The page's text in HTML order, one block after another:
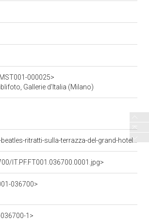
000025>
Gallerie d'Italia (Milano)
IT.PF.FT001.036700.0001.jpg>
036700>
1>